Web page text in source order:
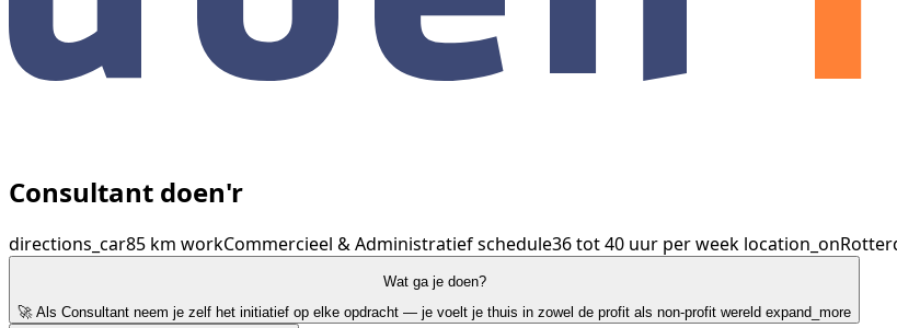
Consultant doen'r
directions_car85 km workCommercieel & Administratiefschedule36 tot 40 uur per week location_on
Wat ga je doen?
🚀 Als Consultant neem je zelf het initiatief op elke opdracht — je voelt je thuis in zowel de profit als non-profit wereld expand_more